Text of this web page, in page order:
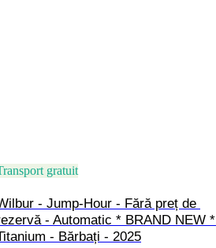
gratuit
- Jump-Hour - Fără preț de
- Automatic * BRAND NEW *
- Bărbați - 2025